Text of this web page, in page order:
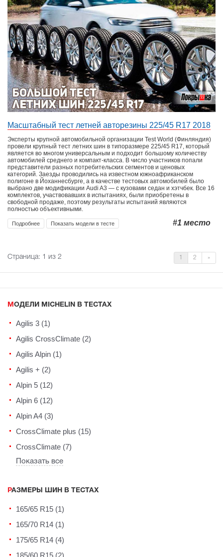
Масштабный тест летней авторезины 225/45 R17 2018
Эксперты крупной автомобильной организации Test World (Финляндия)
провели крупный тест летних шин в типоразмере 225/45 R17, который
является во многом универсальным и подходит большому количеству
автомобилей среднего и компакт-класса. В число участников попали
представители разных потребительских сегментов и ценовых
категорий. Заезды проводились на известном южноафриканском
полигоне в Йоханнесбурге, а в качестве тестовых автомобилей было
выбрано две модификации Audi A3 — с кузовами седан и хэтчбек. Все 16
комплектов, участвовавших в испытаниях, были приобретены в
свободной продаже, поэтому результаты испытаний являются
полностью объективными.
Подробнее Показать модели в тесте #1 место
Страница: 1 из 2 1 2 »
МОДЕЛИ MICHELIN В ТЕСТАХ
Agilis 3 (1)
Agilis CrossClimate (2)
Agilis Alpin (1)
Agilis + (2)
Alpin 5 (12)
Alpin 6 (12)
Alpin A4 (3)
CrossClimate plus (15)
CrossClimate (7)
Показать все
РАЗМЕРЫ ШИН В ТЕСТАХ
165/65 R15 (1)
165/70 R14 (1)
175/65 R14 (4)
185/60 R15 (2)